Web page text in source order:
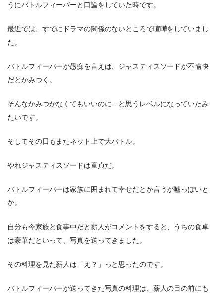
うにバトルフィーバーと口論をしていた時です。
最近では、すでにドラマの関係のないところで喧嘩をしていまし
た。
バトルフィーバーが愚痴を言えば、ジャスティスソードが不愉快
だとかみつく。
そんなかみつかなくてもいいのに…と思うレベルになっていたみ
たいです。
そしてその日もまたネット上で大バトル。
やれジャスティスソードは童貞だ。
バトルフィーバーは家族に囲まれて幸せだとか言うが嘘っぽいと
か。
自分も今家族と食事中だと薪人がコメントをすると、うちの食卓
は豪華だといって、写真を送ってきました。
その料理を見た薪人は「え？」っと思ったのです。
バトルフィーバーが送ってきた写真の料理は、薪人の目の前にも